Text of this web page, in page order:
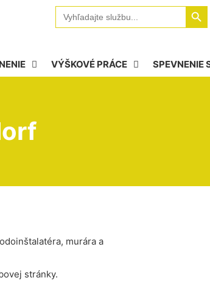
Search
for:
Search
VÝŠKOVÉ PRÁCE SPEVNENIE
murára a
stránky.